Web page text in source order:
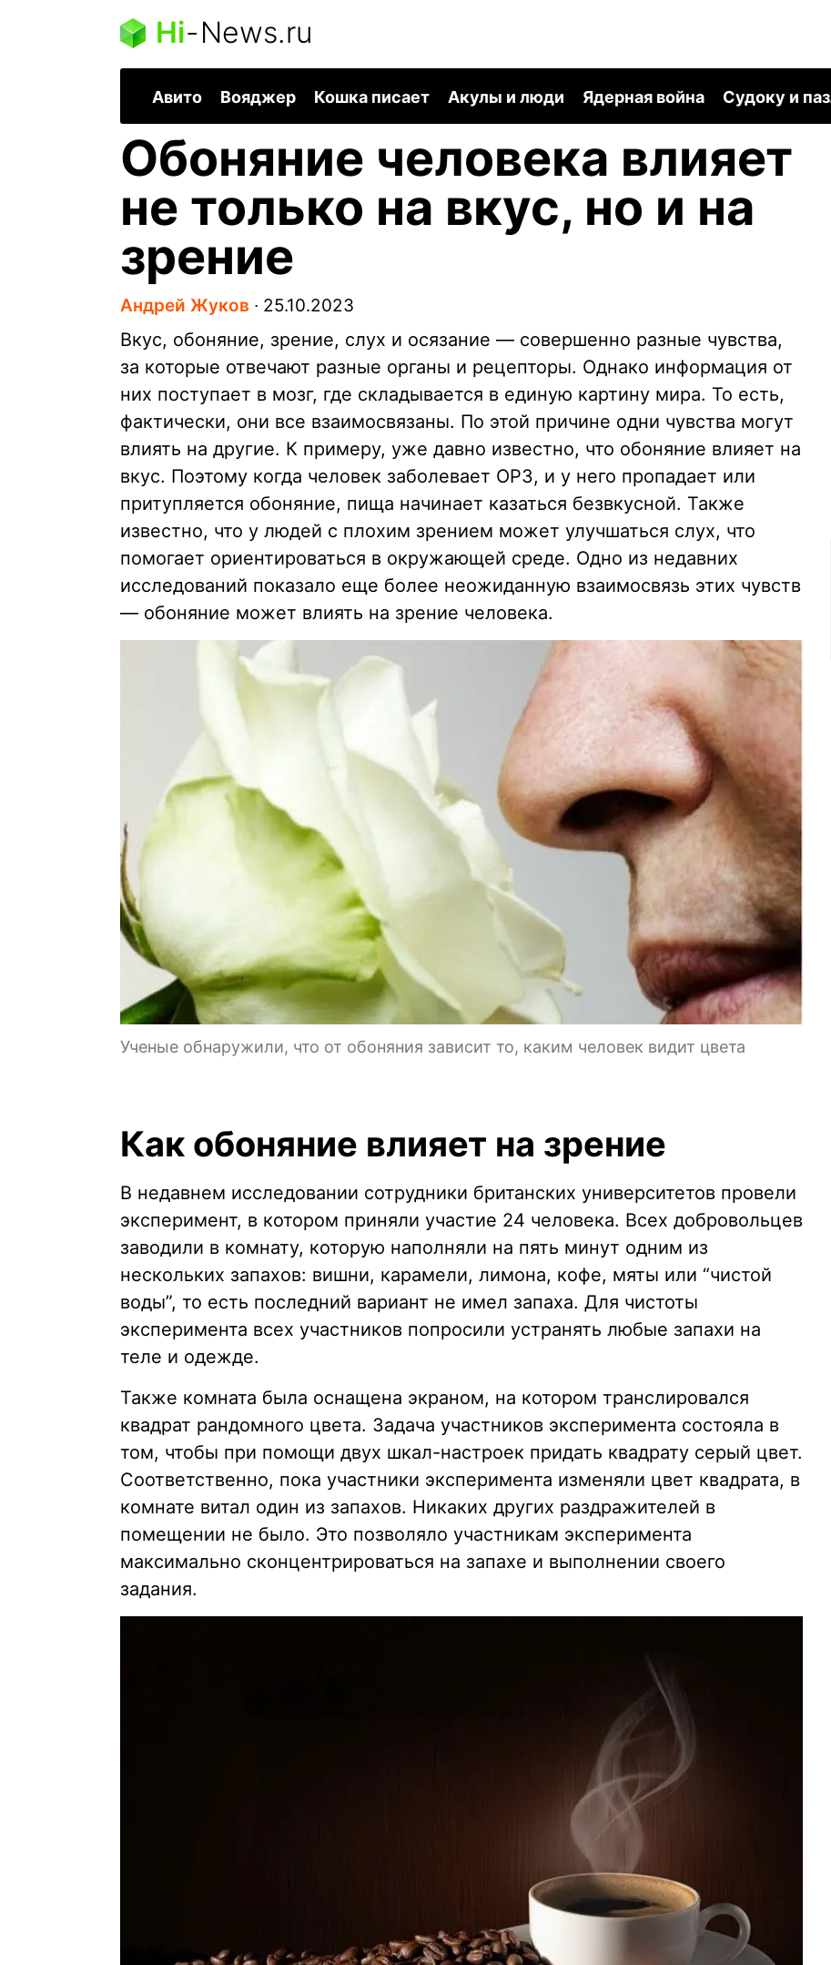
Hi-News.ru
Авито Вояджер Кошка писает Акулы и люди Ядерная война Судоку и
Обоняние человека влияет
не только на вкус, но и на
зрение
Андрей Жуков ∙ 25.10.2023
Вкус, обоняние, зрение, слух и осязание — совершенно разные чувства,
за которые отвечают разные органы и рецепторы. Однако информация от
них поступает в мозг, где складывается в единую картину мира. То есть,
фактически, они все взаимосвязаны. По этой причине одни чувства могут
влиять на другие. К примеру, уже давно известно, что обоняние влияет на
вкус. Поэтому когда человек заболевает ОРЗ, и у него пропадает или
притупляется обоняние, пища начинает казаться безвкусной. Также
известно, что у людей с плохим зрением может улучшаться слух, что
помогает ориентироваться в окружающей среде. Одно из недавних
исследований показало еще более неожиданную взаимосвязь этих чувств
— обоняние может влиять на зрение человека.
Ученые обнаружили, что от обоняния зависит то, каким человек видит цвета
Как обоняние влияет на зрение
В недавнем исследовании сотрудники британских университетов провели
эксперимент, в котором приняли участие 24 человека. Всех добровольцев
заводили в комнату, которую наполняли на пять минут одним из
нескольких запахов: вишни, карамели, лимона, кофе, мяты или “чистой
воды”, то есть последний вариант не имел запаха. Для чистоты
эксперимента всех участников попросили устранять любые запахи на
теле и одежде.
Также комната была оснащена экраном, на котором транслировался
квадрат рандомного цвета. Задача участников эксперимента состояла в
том, чтобы при помощи двух шкал-настроек придать квадрату серый цвет.
Соответственно, пока участники эксперимента изменяли цвет квадрата, в
комнате витал один из запахов. Никаких других раздражителей в
помещении не было. Это позволяло участникам эксперимента
максимально сконцентрироваться на запахе и выполнении своего
задания.